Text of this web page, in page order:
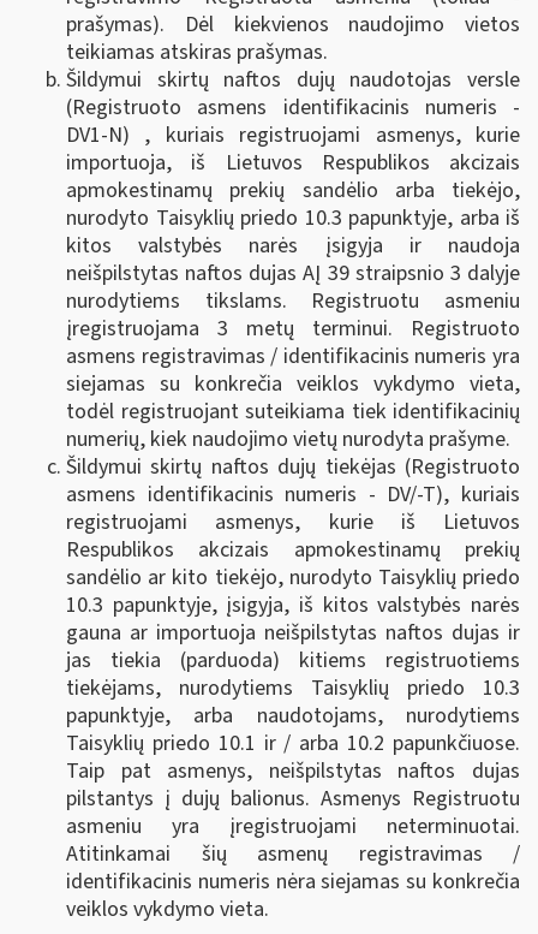
prašymas). Dėl kiekvienos naudojimo vietos
teikiamas atskiras prašymas.
Šildymui skirtų naftos dujų naudotojas versle
(Registruoto asmens identifikacinis numeris -
DV1-N) , kuriais registruojami asmenys, kurie
importuoja, iš Lietuvos Respublikos akcizais
apmokestinamų prekių sandėlio arba tiekėjo,
nurodyto Taisyklių priedo 10.3 papunktyje, arba iš
kitos valstybės narės įsigyja ir naudoja
neišpilstytas naftos dujas AĮ 39 straipsnio 3 dalyje
nurodytiems tikslams. Registruotu asmeniu
įregistruojama 3 metų terminui. Registruoto
asmens registravimas / identifikacinis numeris yra
siejamas su konkrečia veiklos vykdymo vieta,
todėl registruojant suteikiama tiek identifikacinių
numerių, kiek naudojimo vietų nurodyta prašyme.
Šildymui skirtų naftos dujų tiekėjas (Registruoto
asmens identifikacinis numeris - DV/-T), kuriais
registruojami asmenys, kurie iš Lietuvos
Respublikos akcizais apmokestinamų prekių
sandėlio ar kito tiekėjo, nurodyto Taisyklių priedo
10.3 papunktyje, įsigyja, iš kitos valstybės narės
gauna ar importuoja neišpilstytas naftos dujas ir
jas tiekia (parduoda) kitiems registruotiems
tiekėjams, nurodytiems Taisyklių priedo 10.3
papunktyje, arba naudotojams, nurodytiems
Taisyklių priedo 10.1 ir / arba 10.2 papunkčiuose.
Taip pat asmenys, neišpilstytas naftos dujas
pilstantys į dujų balionus. Asmenys Registruotu
asmeniu yra įregistruojami neterminuotai.
Atitinkamai šių asmenų registravimas /
identifikacinis numeris nėra siejamas su konkrečia
veiklos vykdymo vieta.